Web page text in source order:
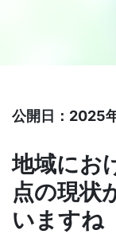
公開日：2025
地域にお
点の現状
いますね